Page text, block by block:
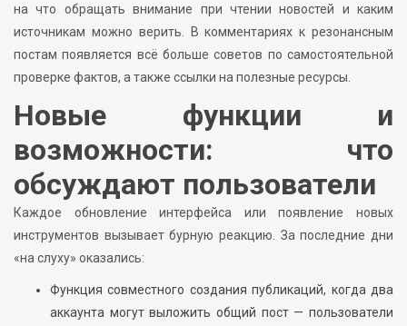
на что обращать внимание при чтении новостей и каким
источникам можно верить. В комментариях к резонансным
постам появляется всё больше советов по самостоятельной
проверке фактов, а также ссылки на полезные ресурсы.
Новые функции и
возможности: что
обсуждают пользователи
Каждое обновление интерфейса или появление новых
инструментов вызывает бурную реакцию. За последние дни
«на слуху» оказались:
Функция совместного создания публикаций, когда два
аккаунта могут выложить общий пост — пользователи